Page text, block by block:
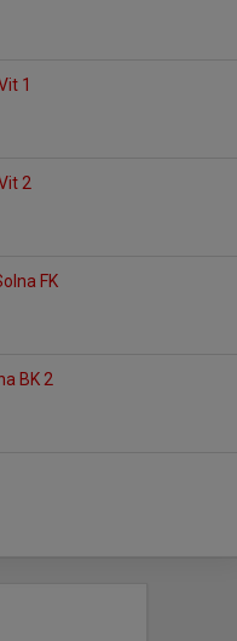
1
2
FK
BK 2